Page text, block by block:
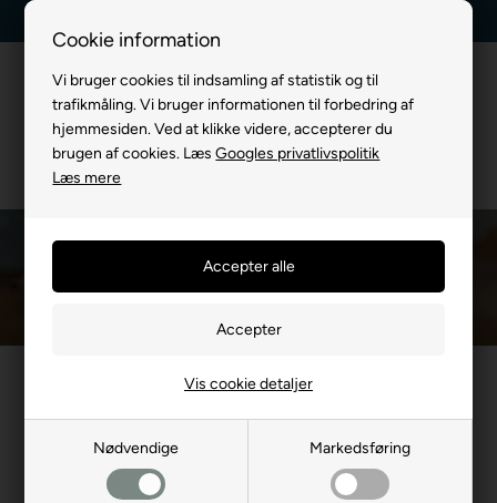
Cookie information
Vi bruger cookies til indsamling af statistik og til
trafikmåling. Vi bruger informationen til forbedring af
hjemmesiden. Ved at klikke videre, accepterer du
brugen af cookies. LæsGoogles privatlivspolitik
Læs mere
Nødvendige Markedsføring
Vis cookie detaljer
Hundebur plast
Du er her:TIL HUND/Hundebure/Hundebur plast
Vores hundebur i plast kombinerer funktionalitet med komfort,
transportere og håndtere. Plast hundebure er desuden holdbare
og modstandsdygtige overfor skader, hvilket sikrer langvarig